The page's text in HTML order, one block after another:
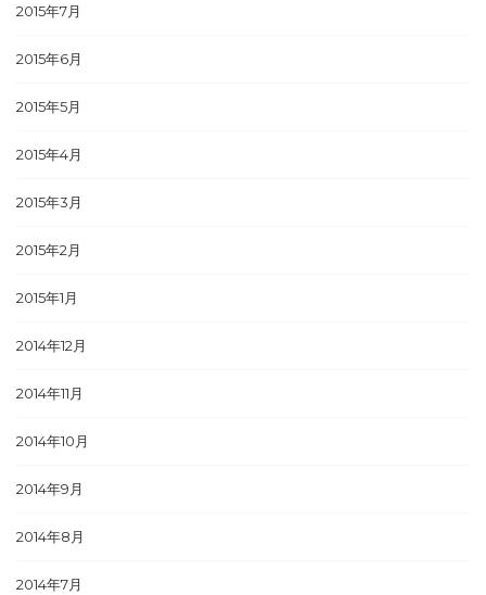
2015年7月
2015年6月
2015年5月
2015年4月
2015年3月
2015年2月
2015年1月
2014年12月
2014年11月
2014年10月
2014年9月
2014年8月
2014年7月